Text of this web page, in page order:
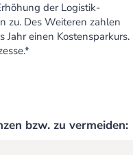
der Logistik-
zu. Des Weiteren zahlen
einen Kostensparkurs.
bzw. zu vermeiden: